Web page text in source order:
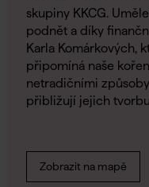
skupiny KKCG.
podnět a díky
Karla Komárkových,
připomíná naše
netradičními
přibližují jejich
Zobrazit na mapě